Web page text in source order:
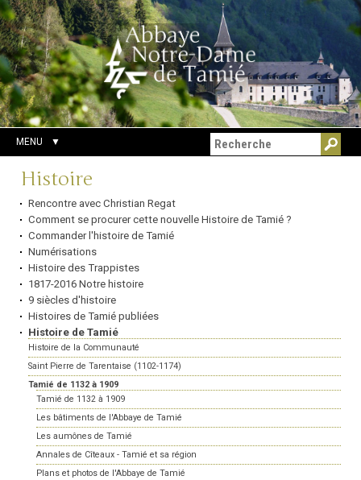
Aller
au
contenu.
|
Aller
à
la
navigation
Outils
personnels
Chercher par
Recherche
avancée…
MENU
Navigation
Histoire
Rencontre avec Christian Regat
Comment se procurer cette nouvelle Histoire de Tamié ?
Commander l'histoire de Tamié
Numérisations
Histoire des Trappistes
1817-2016 Notre histoire
9 siècles d'histoire
Histoires de Tamié publiées
Histoire de Tamié
Histoire de la Communauté
Saint Pierre de Tarentaise (1102-1174)
Tamié de 1132 à 1909
Tamié de 1132 à 1909
Les bâtiments de l'Abbaye de Tamié
Les aumônes de Tamié
Annales de Cîteaux - Tamié et sa région
Plans et photos de l'Abbaye de Tamié